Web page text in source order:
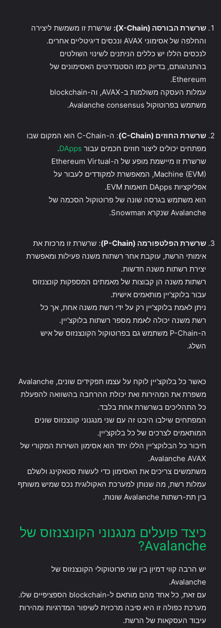
שרשרת הבורסה (X-Chain):
שרשרת זו משמשת ליצירה
והחלפה של אסימוני AVAX ונכסים דיגיטליים אחרים.
לנכסים הללו יש כללים הניתנים לשינוי השולטים
בהתנהגותם, בדיוק כמו הסטנדרטים האסימונים של
Ethereum.
עמלות העסקה משולמות ב-AVAX, וה-blockchain
משתמש בפרוטוקול Avalanche consensus.
שרשרת החוזים (C-Chain)
: ה-C-Chain הוא המקום שבו
מפתחים יכולים ליצור חוזים חכמים עבור DApps
.
שרשרת זו מיישמת מופע של ה-Ethereum Virtual
Machine (EVM), המאפשרת למקודדים לעבור על
אפליקציות DApps תואמות EVM.
הוא משתמש בגרסה שונה של פרוטוקול הסכמה של
Avalanche שנקרא Snowman.
שרשרת הפלטפורמה (P-Chain)
: שרשרת זו מרכזת את
אימותי הרשת, עוקבת אחר רשתות משנה פעילות ומאפשרת
יצירת רשתות משנה חדשות.
רשתות משנה הן קבוצות של מאמתים המספקות קונצנזוס
עבור בלוקצ'יין מותאמים אישית.
ניתן לאמת בלוקצ'יין רק על ידי רשת משנה אחת, אך כל
רשת משנה יכולה לאמת מספר רשתות בלוקצ'יין.
ה-P-Chain משתמש גם בפרוטוקול הקונצנזוס של איש
השלג.
כאשר כל בלוקצ'יין לוקח על עצמו תפקידים שונים, Avalanche
משפרת את המהירות ואת יכולת ההרחבה בהשוואה להפעלת
כל התהליכים בשרשרת אחת בלבד.
המפתחים שילבו היבט זה עם שני מנגנוני קונצנזוס שונים
המותאמים לצרכים של כל בלוקצ'יין.
חיבור כל הבלוקצ'יין הללו יחד הוא אסימון השירות המקורי של
Avalanche AVAX.
משתמשים צריכים את האסימון כדי לעשות סטאקינג ולשלם
עמלות רשת, מה שנותן למערכת האקולוגית נכס שמיש משותף
בין תת-רשתות Avalanche שונות.
כיצד פועלים מנגנוני הקונצנזוס של
Avalanche?
יש הרבה קווי דמיון בין שני פרוטוקולי הקונצנזוס של
Avalanche.
עם זאת, כל אחד מהם מותאם ל-blockchain הספציפיים שלו.
מערכת כפולה זו היא סיבה מרכזית לשיפור המדרגיות ומהירות
עיבוד העסקאות של הרשת.